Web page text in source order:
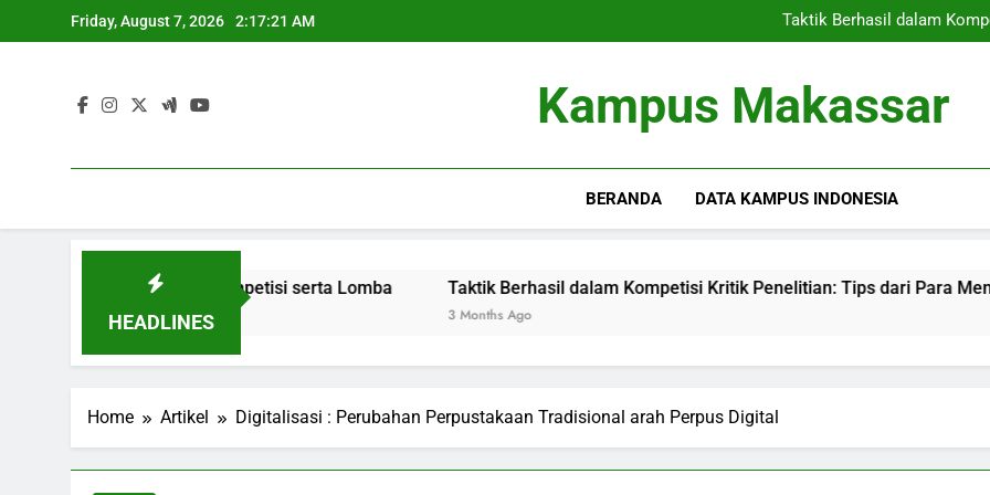
to
Friday, August 7, 2026 2:17:22 AM
Taktik Berhasil dalam
Strategi Sukses Berhasil
Taktik Berhasil dalam
Strategi Sukses Berhasil
Kampus Makassar
BERANDA DATA KAMPUS INDONESIA
HEADLINES
Dengan Kompetisi serta Lomba Taktik Berhasil dalam Kompetisi Kritik Penelitian: Tips dari Para Menang
Home Artikel Digitalisasi : Perubahan Perpustakaan Tradisional arah Perpus Digital